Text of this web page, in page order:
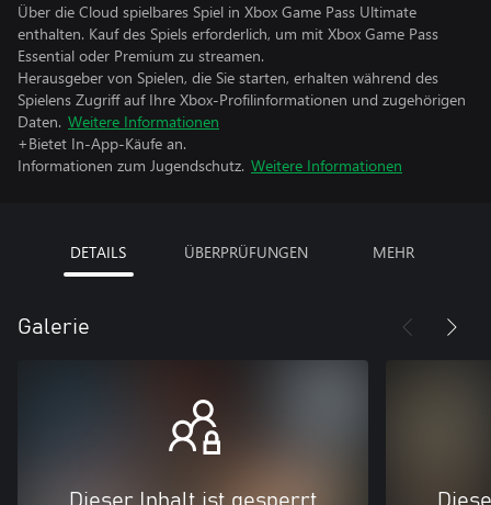
Über die Cloud spielbares Spiel in Xbox Game Pass Ultimate
enthalten. Kauf des Spiels erforderlich, um mit Xbox Game Pass
Essential oder Premium zu streamen.
Herausgeber von Spielen, die Sie starten, erhalten während des
Spielens Zugriff auf Ihre Xbox-Profilinformationen und zugehörigen
Daten. Weitere Informationen
+Bietet In-App-Käufe an.
Informationen zum Jugendschutz. Weitere Informationen
DETAILS ÜBERPRÜFUNGEN MEHR
Galerie
Dieser Inhalt ist gesperrt